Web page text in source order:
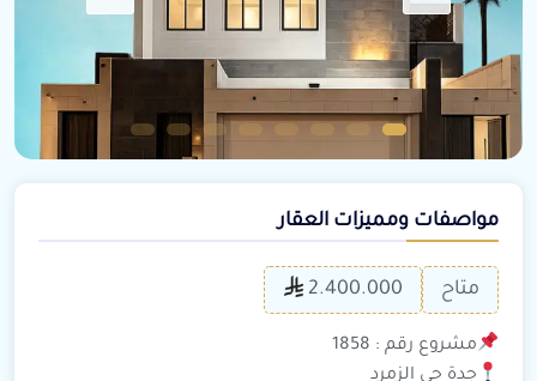
مواصفات ومميزات العقار
متاح 2.400.000
مشروع رقم : 1858
جدة حي الزمرد